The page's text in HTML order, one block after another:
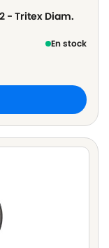
- Tritex Diam.
En stock